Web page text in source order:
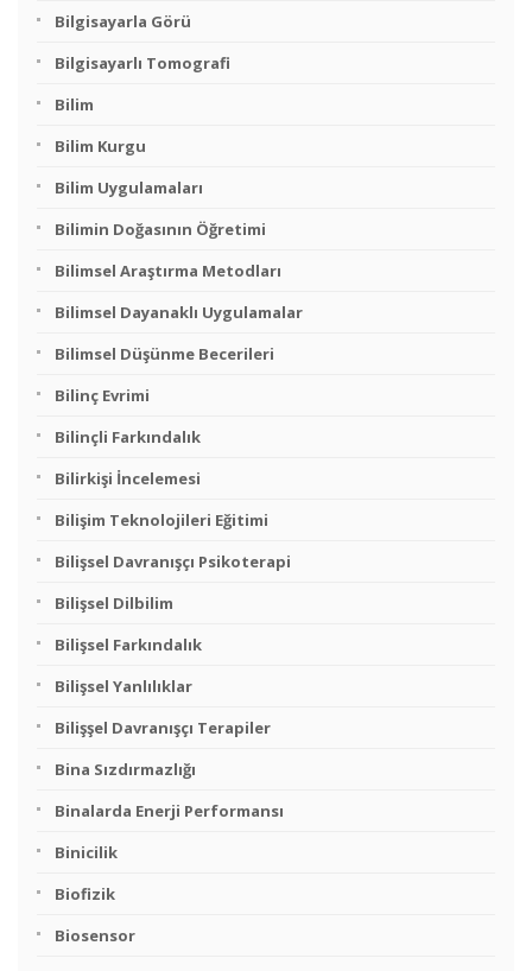
Bilgisayarla Görü
Bilgisayarlı Tomografi
Bilim
Bilim Kurgu
Bilim Uygulamaları
Bilimin Doğasının Öğretimi
Bilimsel Araştırma Metodları
Bilimsel Dayanaklı Uygulamalar
Bilimsel Düşünme Becerileri
Bilinç Evrimi
Bilinçli Farkındalık
Bilirkişi İncelemesi
Bilişim Teknolojileri Eğitimi
Bilişsel Davranışçı Psikoterapi
Bilişsel Dilbilim
Bilişsel Farkındalık
Bilişsel Yanlılıklar
Bilişşel Davranışçı Terapiler
Bina Sızdırmazlığı
Binalarda Enerji Performansı
Binicilik
Biofizik
Biosensor